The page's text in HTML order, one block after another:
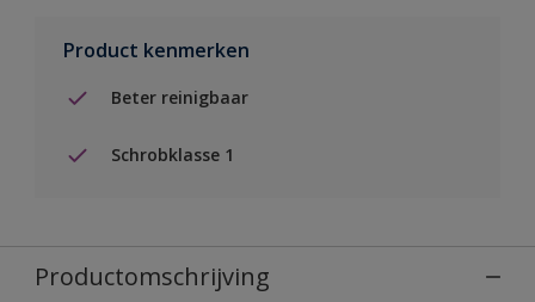
Product kenmerken
Beter reinigbaar
Schrobklasse 1
Productomschrijving